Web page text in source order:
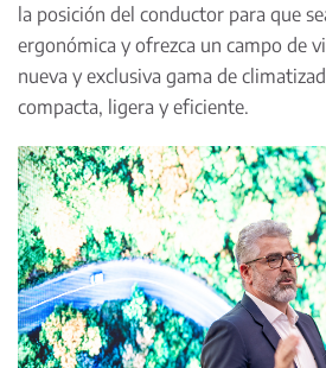
la posición del conductor para que
ergonómica y ofrezca un campo de
nueva y exclusiva gama de
compacta, ligera y eficiente.